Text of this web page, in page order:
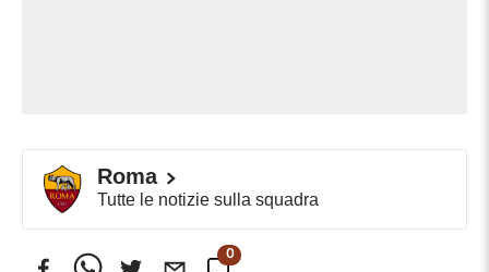
Roma
Tutte le notizie sulla squadra
0